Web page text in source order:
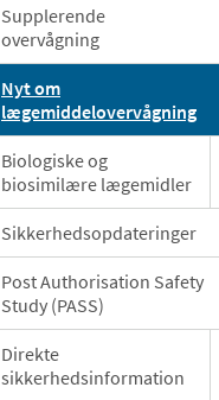
Supplerende
overvågning
Nyt om
lægemiddelovervågning
Biologiske og
biosimilære lægemidler
Sikkerhedsopdateringer
Post Authorisation Safety
Study (PASS)
Direkte
sikkerhedsinformation